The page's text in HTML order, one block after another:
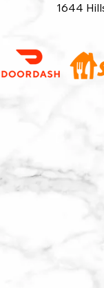
1644